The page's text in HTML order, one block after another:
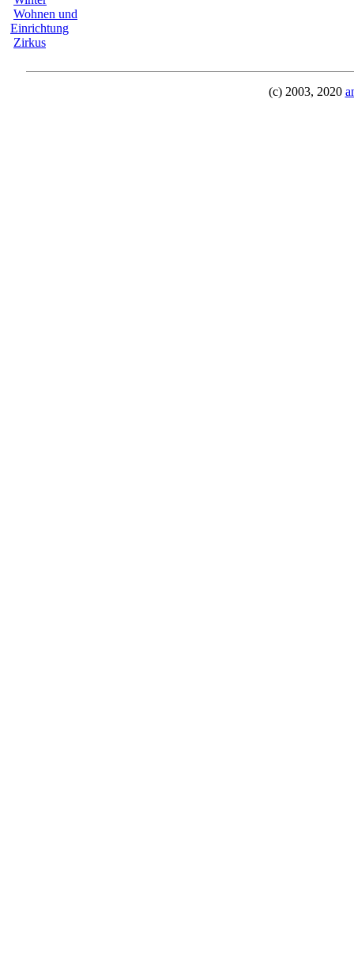
Wohnen und
Einrichtung
Zirkus
(c) 2003, 2020